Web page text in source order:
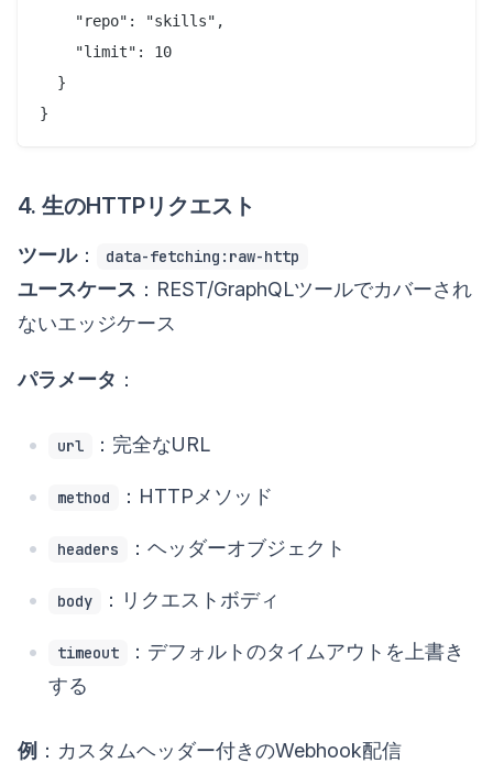
    "repo": "skills",
    "limit": 10
  }
4. 生のHTTPリクエスト
ツール： data-fetching:raw-http
ユースケース ：REST/GraphQLツールでカバーされ
ないエッジケース
パラメータ ：
url ：完全なURL
method ：HTTPメソッド
headers ：ヘッダーオブジェクト
body ：リクエストボディ
timeout
：デフォルトのタイムアウトを上書き
する
例 ：カスタムヘッダー付きのWebhook配信